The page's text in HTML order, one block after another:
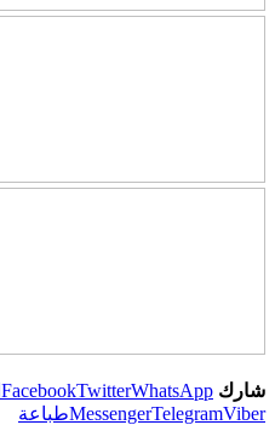
شارك FacebookTwitterWhatsApp
MessengerTelegramViber طباعة